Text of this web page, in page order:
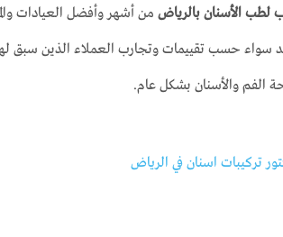
لطب الأسنان بالرياض من أشهر وأفضل العيادات
سواء حسب تقييمات وتجارب العملاء الذين سبق
والأسنان بشكل عام.
تركيبات اسنان في الرياض